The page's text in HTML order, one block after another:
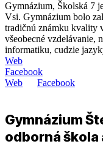
Gymnázium, Školská 7
Vsi. Gymnázium bolo
tradičnú známku kvality
všeobecné vzdelávanie,
informatiku, cudzie
Web
Facebook
Web
Facebook
Gymnázium
odborná